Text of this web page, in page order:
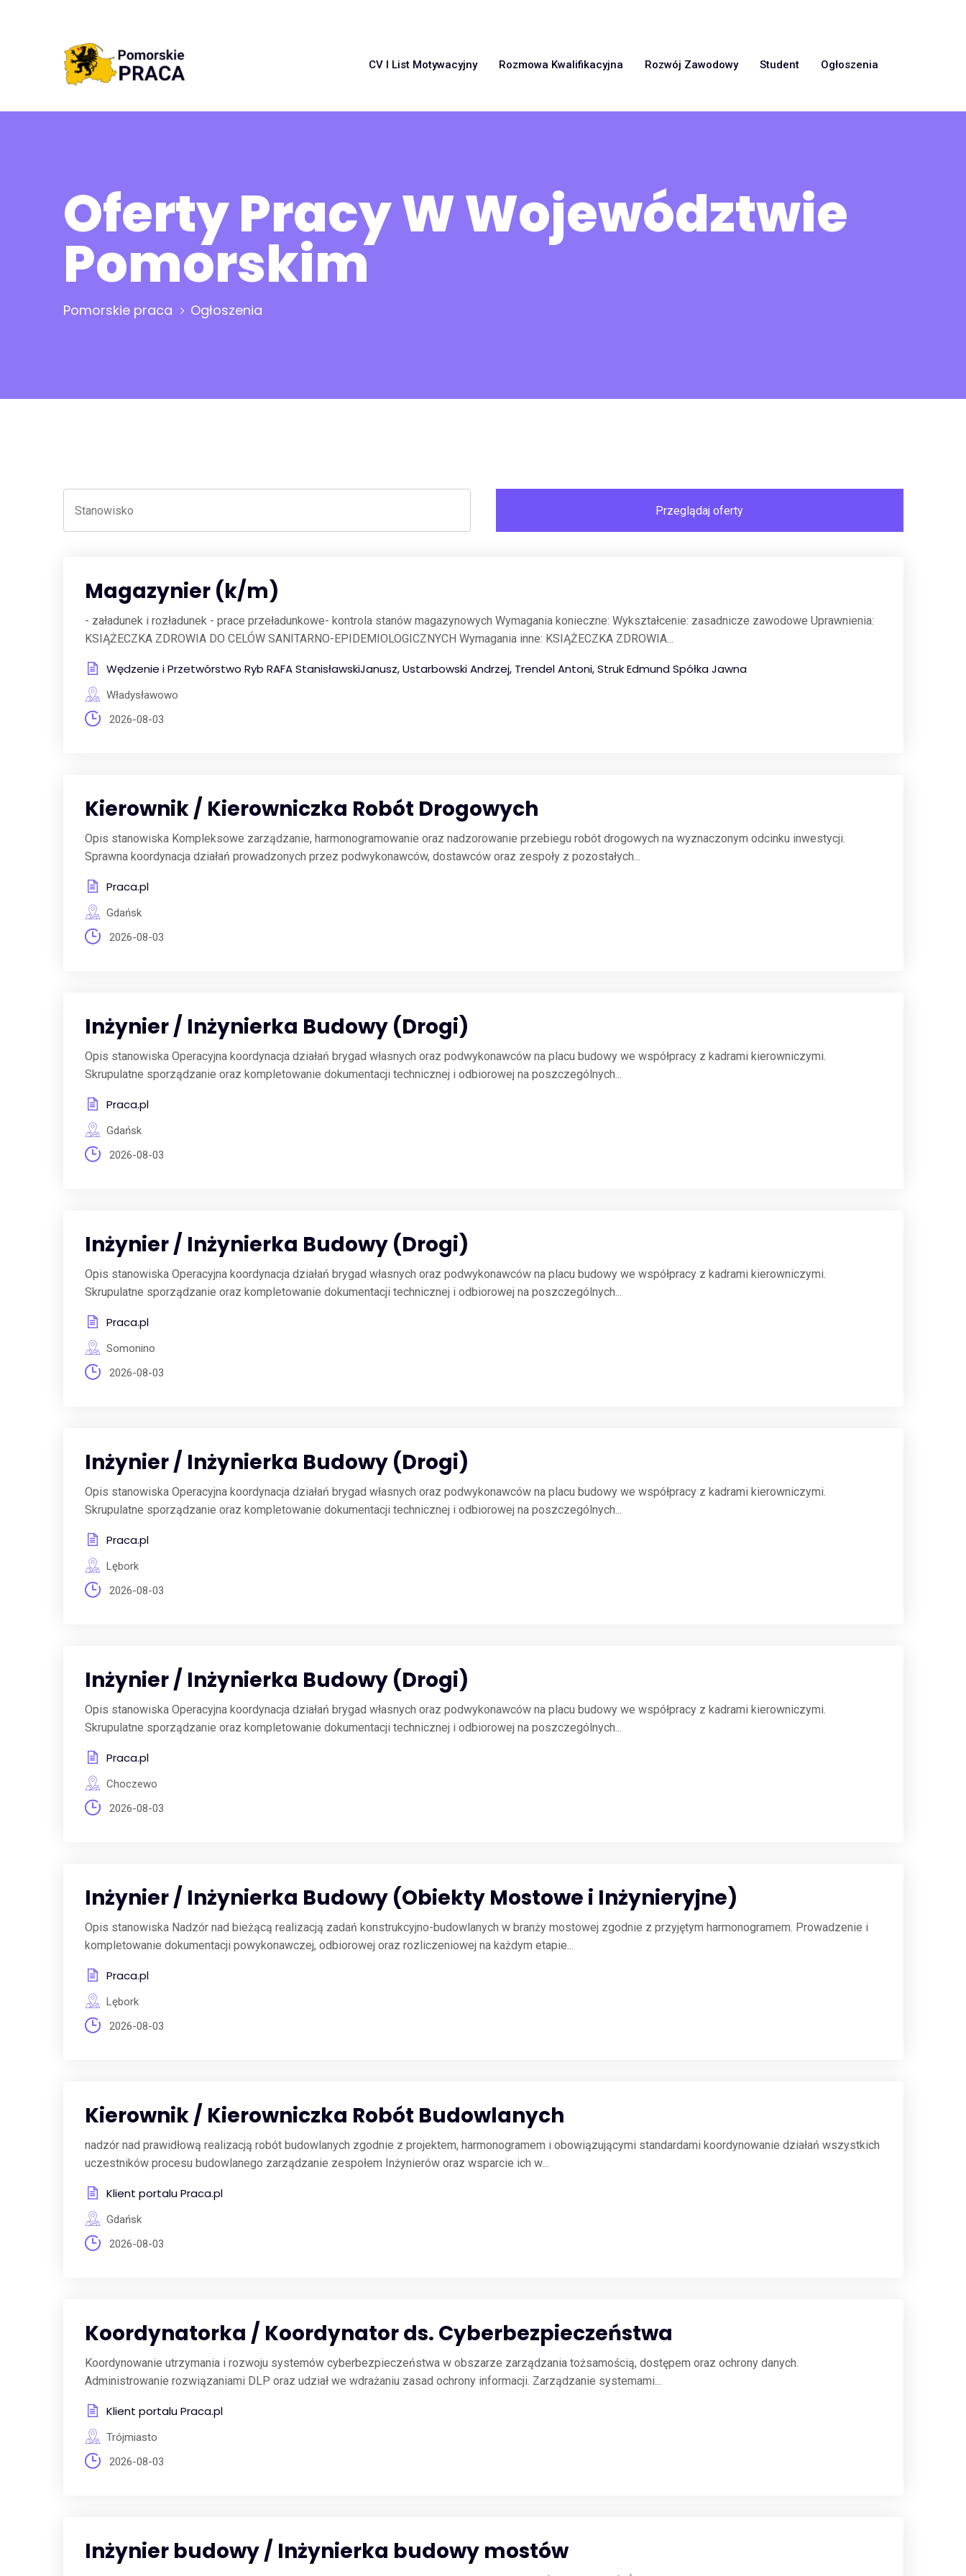
CV I List Motywacyjny Rozmowa Kwalifikacyjna Rozwój Zawodowy Student Ogłoszenia
Oferty Pracy W Województwie
Pomorskim
Pomorskie praca Ogłoszenia
Magazynier (k/m)
- załadunek i rozładunek - prace przeładunkowe- kontrola stanów magazynowych Wymagania konieczne: Wykształcenie: zasadnicze zawodowe Uprawnienia:
KSIĄŻECZKA ZDROWIA DO CELÓW SANITARNO-EPIDEMIOLOGICZNYCH Wymagania inne: KSIĄŻECZKA ZDROWIA...
Wędzenie i Przetwórstwo Ryb RAFA StanisławskiJanusz, Ustarbowski Andrzej, Trendel Antoni, Struk Edmund Spółka Jawna
Władysławowo
2026-08-03
Kierownik / Kierowniczka Robót Drogowych
Opis stanowiska Kompleksowe zarządzanie, harmonogramowanie oraz nadzorowanie przebiegu robót drogowych na wyznaczonym odcinku inwestycji.
Sprawna koordynacja działań prowadzonych przez podwykonawców, dostawców oraz zespoły z pozostałych...
Praca.pl
Gdańsk
2026-08-03
Inżynier / Inżynierka Budowy (Drogi)
Opis stanowiska Operacyjna koordynacja działań brygad własnych oraz podwykonawców na placu budowy we współpracy z kadrami kierowniczymi.
Skrupulatne sporządzanie oraz kompletowanie dokumentacji technicznej i odbiorowej na poszczególnych...
Praca.pl
Gdańsk
2026-08-03
Inżynier / Inżynierka Budowy (Drogi)
Opis stanowiska Operacyjna koordynacja działań brygad własnych oraz podwykonawców na placu budowy we współpracy z kadrami kierowniczymi.
Skrupulatne sporządzanie oraz kompletowanie dokumentacji technicznej i odbiorowej na poszczególnych...
Praca.pl
Somonino
2026-08-03
Inżynier / Inżynierka Budowy (Drogi)
Opis stanowiska Operacyjna koordynacja działań brygad własnych oraz podwykonawców na placu budowy we współpracy z kadrami kierowniczymi.
Skrupulatne sporządzanie oraz kompletowanie dokumentacji technicznej i odbiorowej na poszczególnych...
Praca.pl
Lębork
2026-08-03
Inżynier / Inżynierka Budowy (Drogi)
Opis stanowiska Operacyjna koordynacja działań brygad własnych oraz podwykonawców na placu budowy we współpracy z kadrami kierowniczymi.
Skrupulatne sporządzanie oraz kompletowanie dokumentacji technicznej i odbiorowej na poszczególnych...
Praca.pl
Choczewo
2026-08-03
Inżynier / Inżynierka Budowy (Obiekty Mostowe i Inżynieryjne)
Opis stanowiska Nadzór nad bieżącą realizacją zadań konstrukcyjno-budowlanych w branży mostowej zgodnie z przyjętym harmonogramem. Prowadzenie i
kompletowanie dokumentacji powykonawczej, odbiorowej oraz rozliczeniowej na każdym etapie...
Praca.pl
Lębork
2026-08-03
Kierownik / Kierowniczka Robót Budowlanych
nadzór nad prawidłową realizacją robót budowlanych zgodnie z projektem, harmonogramem i obowiązującymi standardami koordynowanie działań wszystkich
uczestników procesu budowlanego zarządzanie zespołem Inżynierów oraz wsparcie ich w...
Klient portalu Praca.pl
Gdańsk
2026-08-03
Koordynatorka / Koordynator ds. Cyberbezpieczeństwa
Koordynowanie utrzymania i rozwoju systemów cyberbezpieczeństwa w obszarze zarządzania tożsamością, dostępem oraz ochrony danych.
Administrowanie rozwiązaniami DLP oraz udział we wdrażaniu zasad ochrony informacji. Zarządzanie systemami...
Klient portalu Praca.pl
Trójmiasto
2026-08-03
Inżynier budowy / Inżynierka budowy mostów